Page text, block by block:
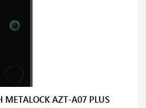
AZT-A07 PLUS